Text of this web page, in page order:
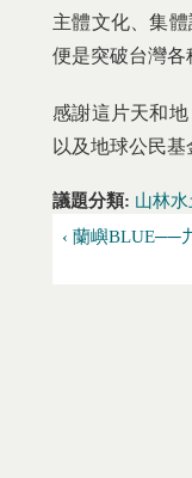
主體文化、集
便是突破台灣各
感謝這片天和
以及地球公民基
議題分類: 山林水
‹ 蘭嶼BLUE──